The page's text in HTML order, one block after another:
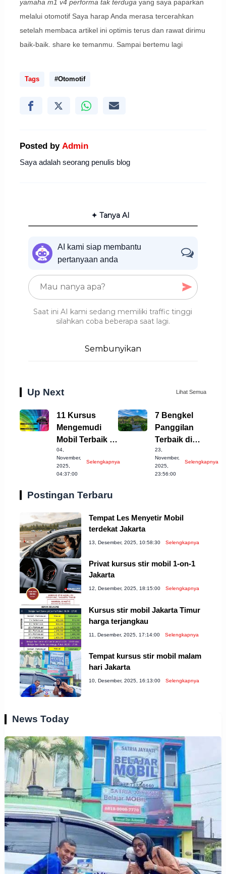
yamaha m1 v4 performa tak terduga yang saya paparkan
melalui otomotif Saya harap Anda merasa tercerahkan
setelah membaca artikel ini optimis terus dan rawat dirimu
baik-baik. share ke temanmu. Sampai bertemu lagi
Tags #Otomotif
Posted by Admin
Saya adalah seorang penulis blog
✦ Tanya AI
AI kami siap membantu
pertanyaan anda
Saat ini AI kami sedang memiliki traffic tinggi
silahkan coba beberapa saat lagi.
Sembunyikan
Up Next Lihat Semua
11 Kursus
Mengemudi
Mobil Terbaik di
Sukabumi yang
Wajib Dicoba!
04,
November,
2025,
04:37:00
Selengkapnya
7 Bengkel
Panggilan
Terbaik di
Wonosobo
untuk Anda!
23,
November,
2025,
23:56:00
Selengkapnya
Postingan Terbaru
Tempat Les Menyetir Mobil
terdekat Jakarta
13, Desember, 2025, 10:58:30 Selengkapnya
Privat kursus stir mobil 1-on-1
Jakarta
12, Desember, 2025, 18:15:00 Selengkapnya
Kursus stir mobil Jakarta Timur
harga terjangkau
11, Desember, 2025, 17:14:00 Selengkapnya
Tempat kursus stir mobil malam
hari Jakarta
10, Desember, 2025, 16:13:00 Selengkapnya
News Today